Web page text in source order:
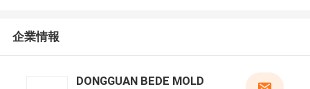
企業情報
DONGGUAN BEDE MOLD